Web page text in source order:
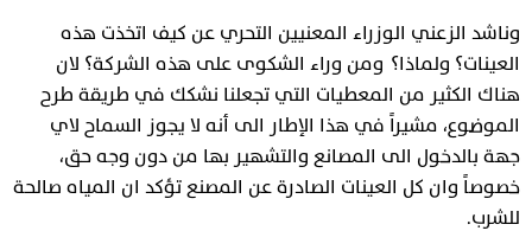
وناشد الزعني الوزراء المعنيين التحري عن كيف اتخذت هذه
العينات؟ ولماذا؟ ومن وراء الشكوى على هذه الشركة؟ لان
هناك الكثير من المعطيات التي تجعلنا نشكك في طريقة طرح
الموضوع، مشيراً في هذا الإطار الى أنه لا يجوز السماح لاي
جهة بالدخول الى المصانع والتشهير بها من دون وجه حق،
خصوصاً وان كل العينات الصادرة عن المصنع تؤكد ان المياه صالحة
للشرب.